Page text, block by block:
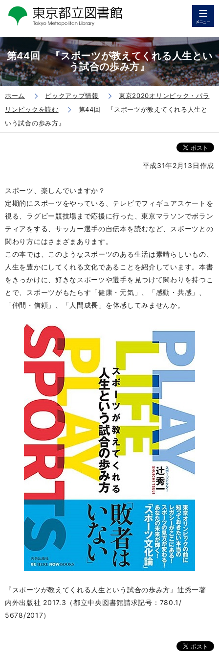
第44回 『スポーツが教えてくれる人生とい
う試合の歩み方』
ホーム ピックアップ情報
東京2020オリンピック・パラ
リンピックを読む
第44回 『スポーツが教えてくれる人生と
いう試合の歩み方』
平成31年2月13日作成
スポーツ、楽しんでいますか？
定期的にスポーツをやっている、テレビでフィギュアスケートを
視る、ラグビー競技場まで応援に行った、東京マラ ソンでボラン
ティアをする、サッカー選手の自伝本を読むなど、スポーツとの
関わり方にはさまざまあります。
この本では、このようなスポーツのある生活は素晴らしいもの、
人生を豊かにしてくれる文化であることを紹介しています。本書
をきっかけに、好きなスポーツや選手を見つけて関わりを持つこ
とで、スポーツがもたらす「健康・元気」、「感動・共感」、
「仲間・信頼」、「人間成長」を体感してみませんか。
『スポーツが教えてくれる人生という試合の歩み方』辻秀一著
内外出版社 2017.3（都立中央図書館請求記号：780.1/
5678/2017）